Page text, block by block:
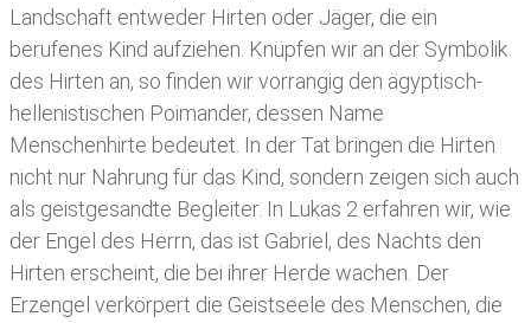
Landschaft entweder Hirten oder Jäger, die ein
berufenes Kind aufziehen. Knüpfen wir an der Symbolik
des Hirten an, so finden wir vorrangig den ägyptisch-
hellenistischen Poimander, dessen Name
Menschenhirte bedeutet. In der Tat bringen die Hirten
nicht nur Nahrung für das Kind, sondern zeigen sich auch
als geistgesandte Begleiter. In Lukas 2 erfahren wir, wie
der Engel des Herrn, das ist Gabriel, des Nachts den
Hirten erscheint, die bei ihrer Herde wachen. Der
Erzengel verkörpert die Geistseele des Menschen, die